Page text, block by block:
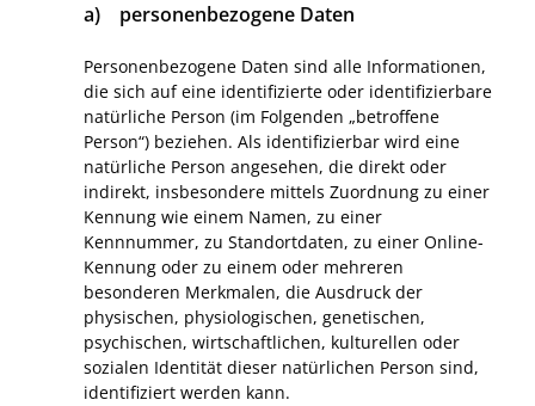
a) personenbezogene Daten
Personenbezogene Daten sind alle Informationen,
die sich auf eine identifizierte oder identifizierbare
natürliche Person (im Folgenden „betroffene
Person“) beziehen. Als identifizierbar wird eine
natürliche Person angesehen, die direkt oder
indirekt, insbesondere mittels Zuordnung zu einer
Kennung wie einem Namen, zu einer
Kennnummer, zu Standortdaten, zu einer Online-
Kennung oder zu einem oder mehreren
besonderen Merkmalen, die Ausdruck der
physischen, physiologischen, genetischen,
psychischen, wirtschaftlichen, kulturellen oder
sozialen Identität dieser natürlichen Person sind,
identifiziert werden kann.